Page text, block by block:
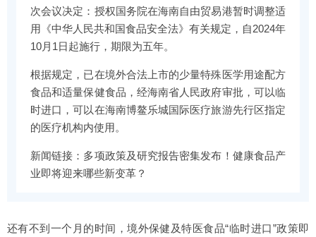
次会议决定：授权国务院在海南自由贸易港暂时调整适
用《中华人民共和国食品安全法》有关规定，自2024年
10月1日起施行，期限为五年。
根据规定，已在境外合法上市的少量特殊医学用途配方
食品和适量保健食品，经海南省人民政府审批，可以临
时进口，可以在海南博鳌乐城国际医疗旅游先行区指定
的医疗机构内使用。
新闻链接： 多项政策及研究报告密集发布！健康食品产
业即将迎来哪些新变革？
还有不到一个月的时间，境外保健及特医食品“临时进口”政策即